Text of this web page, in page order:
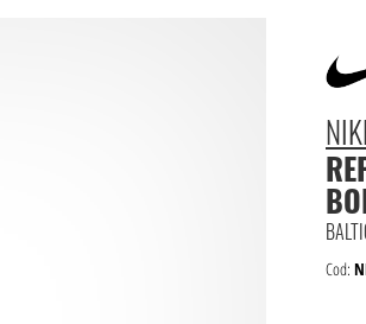
Cod: